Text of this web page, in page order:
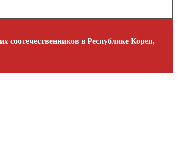
соотечественников в Республике Корея,